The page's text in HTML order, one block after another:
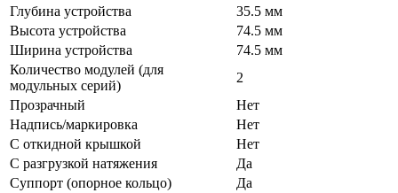
Глубина устройства
35.5 мм
Высота устройства
74.5 мм
Ширина устройства
74.5 мм
Количество модулей (для
модульных серий)
2
Прозрачный
Нет
Надпись/маркировка
Нет
С откидной крышкой
Нет
С разгрузкой натяжения
Да
Суппорт (опорное кольцо)
Да